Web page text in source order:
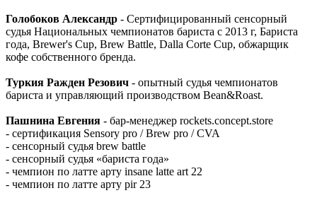
Голобоков Александр - Сертифицированный сенсорный
судья Национальных чемпионатов бариста с 2013 г, Бариста
года, Brewer's Cup, Brew Battle, Dalla Corte Cup, обжарщик
кофе собственного бренда.
Туркия Ражден Резович - опытный судья чемпионатов
бариста и управляющий производством Bean&Roast.
Пашнина Евгения - бар-менеджер rockets.concept.store
- сертификация Sensory pro / Brew pro / CVA
- ⁠сенсорный судья brew battle
- сенсорный судья «бариста года»
- чемпион по латте арту insane latte art 22
- чемпион по латте арту pir 23